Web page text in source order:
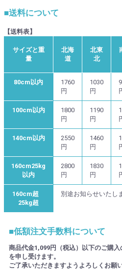
■送料について
【送料表】
サイズと重
量
北海
道
北東
北
80cm以内
1760
円
1030
円
100cm以内
1800
円
1190
円
140cm以内
2550
円
1460
円
160cm25kg
以内
2800
円
1830
円
160cm超
25kg超
別途お知らせいたし
■低額注文手数料について
商品代金1,099円（税込）以下のご購入
を申し受けます。
ご了承いただきますようよろしくお願